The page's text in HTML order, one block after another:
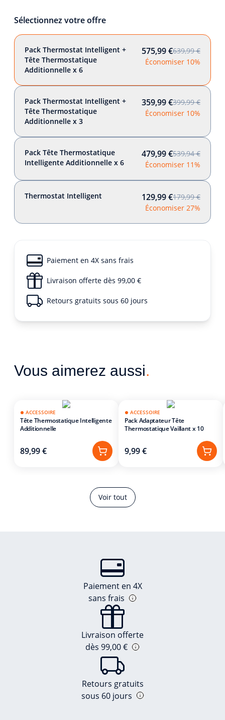
Sélectionnez votre offre
Pack Thermostat Intelligent +
Tête Thermostatique
Additionnelle x 6
575,99 €639,99 €
Économiser 10%
Pack Thermostat Intelligent +
Tête Thermostatique
Additionnelle x 3
359,99 €399,99 €
Économiser 10%
Pack Tête Thermostatique
Intelligente Additionnelle x 6
479,99 €539,94 €
Économiser 11%
Thermostat Intelligent 129,99 €179,99 €
Économiser 27%
Paiement en 4X sans frais
Livraison offerte dès 99,00 €
Retours gratuits sous 60 jours
Vous aimerez aussi.
Voir tout
ACCESSOIRE
Tête Thermostatique Intelligente
Additionnelle
89,99 €
ACCESSOIRE
Pack Adaptateur Tête
Thermostatique Vaillant x 10
9,99 €
Paiement en 4X
sans frais
Livraison offerte
dès 99,00 €
Retours gratuits
sous 60 jours